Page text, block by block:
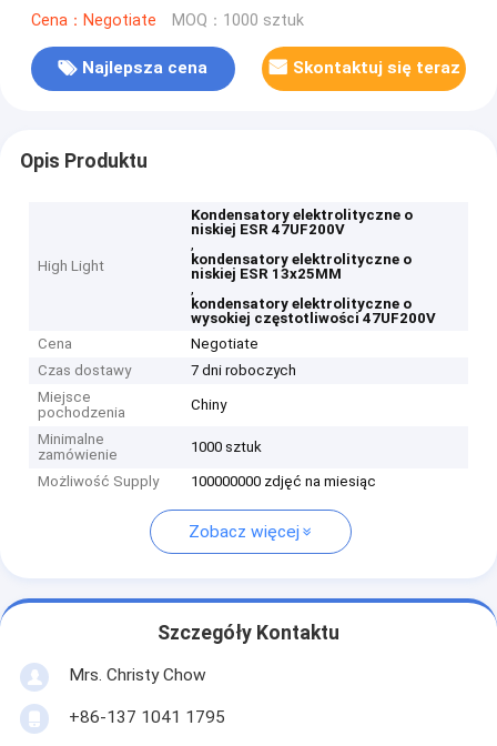
Cena：Negotiate MOQ：1000 sztuk
Najlepsza cena Skontaktuj się teraz
Opis Produktu
High Light
Kondensatory elektrolityczne o
niskiej ESR 47UF200V
,
kondensatory elektrolityczne o
niskiej ESR 13x25MM
,
kondensatory elektrolityczne o
wysokiej częstotliwości 47UF200V
Cena
Negotiate
Czas dostawy
7 dni roboczych
Miejsce
pochodzenia
Chiny
Minimalne
zamówienie
1000 sztuk
Możliwość Supply 100000000 zdjęć na miesiąc
Zobacz więcej
Szczegóły Kontaktu
Mrs. Christy Chow
+86-137 1041 1795